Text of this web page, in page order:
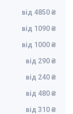
від 4850 ₴
від 1090 ₴
від 1000 ₴
від 290 ₴
від 240 ₴
від 480 ₴
від 310 ₴